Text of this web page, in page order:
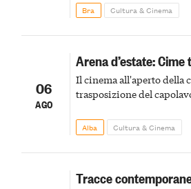
Bra Cultura & Cinema
06
AGO
Arena d’estate:
Il cinema all'aperto della
trasposizione del
Alba Cultura & Cinema
Tracce